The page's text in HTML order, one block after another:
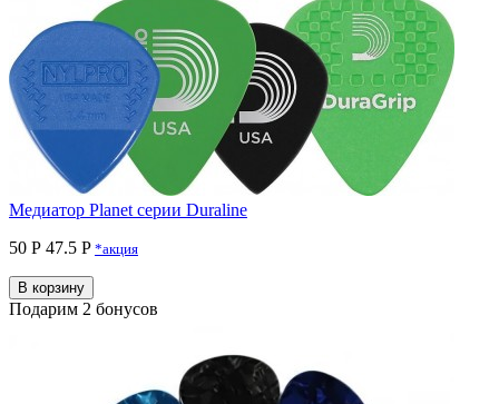
Медиатор Planet серии Duraline
50 Р 47.5 P *акция
В корзину
Подарим 2 бонусов